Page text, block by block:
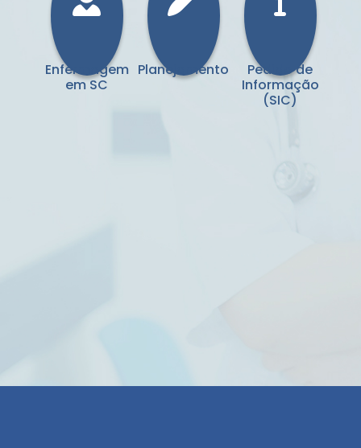
Enfermagem
em SC
Planejamento
Pedido de
Informação
(SIC)